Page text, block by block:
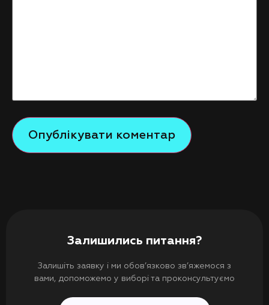
Залишились питання?
Залишіть заявку і ми обов’язково зв’яжемося з
вами, допоможемо у виборі та проконсультуємо